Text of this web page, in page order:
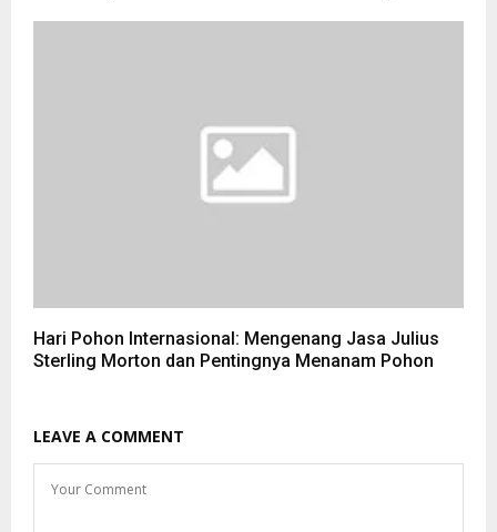
Hari Pohon Internasional: Mengenang Jasa Julius
Sterling Morton dan Pentingnya Menanam Pohon
LEAVE A COMMENT